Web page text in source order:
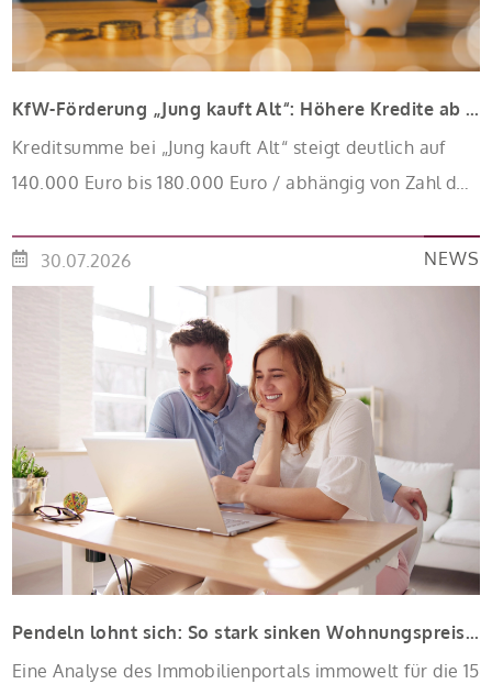
KfW-Förderung „Jung kauft Alt“: Höhere Kredite ab August 2026
Kreditsumme bei „Jung kauft Alt“ steigt deutlich auf
140.000 Euro bis 180.000 Euro / abhängig von Zahl der
verbilligt: Heutiger Zins bei 0,53 Prozent effektiv bei 35
Jahren Laufzeit und 10 Jahren Zinsbindung
Antragstellende verpflichten sich zu energetischer
Sanierung binnen 54 Monaten nach Förderzusage /
Sanierung in Einzelmaßnahmen […]
30.07.2026 NEWS
Pendeln lohnt sich: So stark sinken Wohnungspreise im Umland
Eine Analyse des Immobilienportals immowelt für die 15